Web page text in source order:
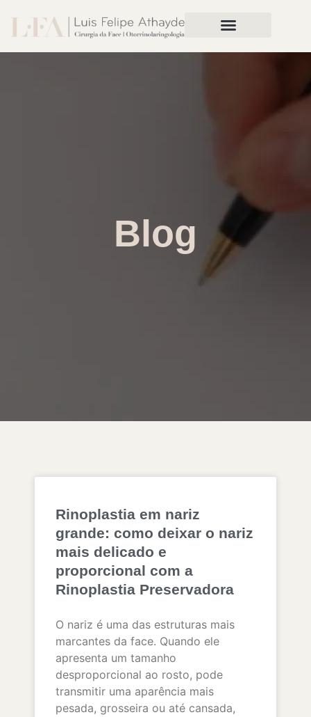
Blog
Rinoplastia em nariz
grande: como deixar o nariz
mais delicado e
proporcional com a
Rinoplastia Preservadora
O nariz é uma das estruturas mais
marcantes da face. Quando ele
apresenta um tamanho
desproporcional ao rosto, pode
transmitir uma aparência mais
pesada, grosseira ou até cansada,